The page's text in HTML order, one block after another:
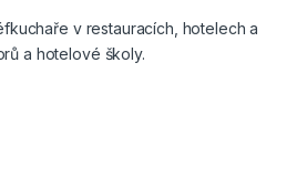
v restauracích, hotelech a
a hotelové školy.